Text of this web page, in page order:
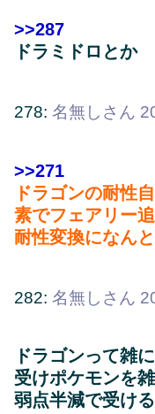
>>287
ドラミドロとか
278: 名無しさん
>>271
ドラゴンの耐性
素でフェアリー
耐性変換になん
282: 名無しさん
ドラゴンって雑
受けポケモンを
弱点半減で受け